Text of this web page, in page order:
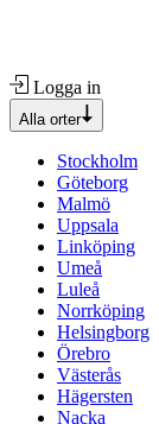
Logga in
Alla orter
Stockholm
Göteborg
Malmö
Uppsala
Linköping
Umeå
Luleå
Norrköping
Helsingborg
Örebro
Västerås
Hägersten
Nacka